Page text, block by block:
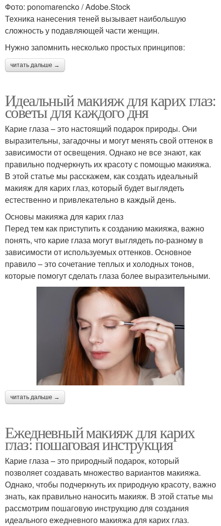
Фото: ponomarencko / Adobe.Stock
Техника нанесения теней вызывает наибольшую
сложность у подавляющей части женщин.
Нужно запомнить несколько простых принципов:
читать дальше →
Идеальный макияж для карих глаз:
советы для каждого дня
Карие глаза – это настоящий подарок природы. Они
выразительны, загадочны и могут менять свой оттенок в
зависимости от освещения. Однако не все знают, как
правильно подчеркнуть их красоту с помощью макияжа.
В этой статье мы расскажем, как создать идеальный
макияж для карих глаз, который будет выглядеть
естественно и привлекательно в каждый день.
Основы макияжа для карих глаз
Перед тем как приступить к созданию макияжа, важно
понять, что карие глаза могут выглядеть по-разному в
зависимости от используемых оттенков. Основное
правило – это сочетание теплых и холодных тонов,
которые помогут сделать глаза более выразительными.
читать дальше →
Ежедневный макияж для карих
глаз: пошаговая инструкция
Карие глаза – это природный подарок, который
позволяет создавать множество вариантов макияжа.
Однако, чтобы подчеркнуть их природную красоту, важно
знать, как правильно наносить макияж. В этой статье мы
рассмотрим пошаговую инструкцию для создания
идеального ежедневного макияжа для карих глаз.